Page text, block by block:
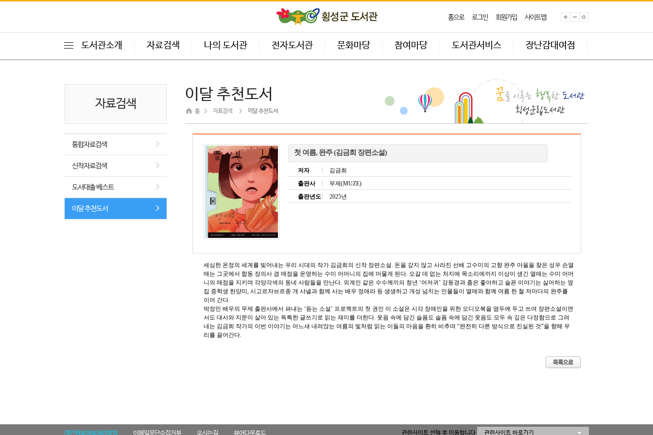
홈으로 로그인 회원가입 사이트맵
도서관소개 자료검색 나의 도서관 전자도서관 문화마당 참여마당 도서관서비스 장난감대여점
자료검색
통합자료검색
신착자료검색
도서대출 베스트
이달 추천도서
이달 추천도서
홈 자료검색 이달 추천도서
첫 여름, 완주 (김금희 장편소설)
저자
김금희
출판사
무제(MUZE)
출판년도
2025년
세심한 온정의 세계를 빚어내는 우리 시대의 작가 김금희의 신작 장편소설. 돈을 갚지 않고 사라진 선배 고수미의 고향 완주 마을을 찾은 성우 손열
매는 그곳에서 합동 장의사 겸 매점을 운영하는 수미 어머니의 집에 머물게 된다. 오갈 데 없는 처지에 목소리에까지 이상이 생긴 열매는 수미 어머
니의 매점을 지키며 각양각색의 동네 사람들을 만난다. 외계인 같은 수수께끼의 청년 ‘어저귀’ 강동경과 춤은 좋아하고 슬픈 이야기는 싫어하는 옆
집 중학생 한양미, 시고르자브르종 개 샤넬과 함께 사는 배우 정애라 등 생생하고 개성 넘치는 인물들이 열매와 함께 여름 한 철 저마다의 완주를
이어 간다.
박정민 배우의 무제 출판사에서 펴내는 ‘듣는 소설’ 프로젝트의 첫 권인 이 소설은 시각 장애인을 위한 오디오북을 염두에 두고 쓰여 장편소설이면
서도 대사와 지문이 살아 있는 독특한 글쓰기로 읽는 재미를 더한다. 웃음 속에 담긴 슬픔도 슬픔 속에 담긴 웃음도 모두 속 깊은 다정함으로 그려
내는 김금희 작가의 이번 이야기는 어느새 내려앉는 여름의 빛처럼 읽는 이들의 마음을 환히 비추며 “완전히 다른 방식으로 진실된 것”을 향해 우
리를 끌어간다.
개인정보정보처리방침 이메일무단수집거부 오시는길 뷰어다운로드 관련사이트 선택 후 이동합니다